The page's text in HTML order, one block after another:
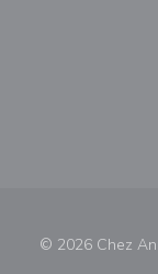
© 2026 Chez